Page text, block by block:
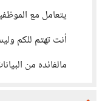
يتعامل مع
أنت تهتم للكم
مالفائده من